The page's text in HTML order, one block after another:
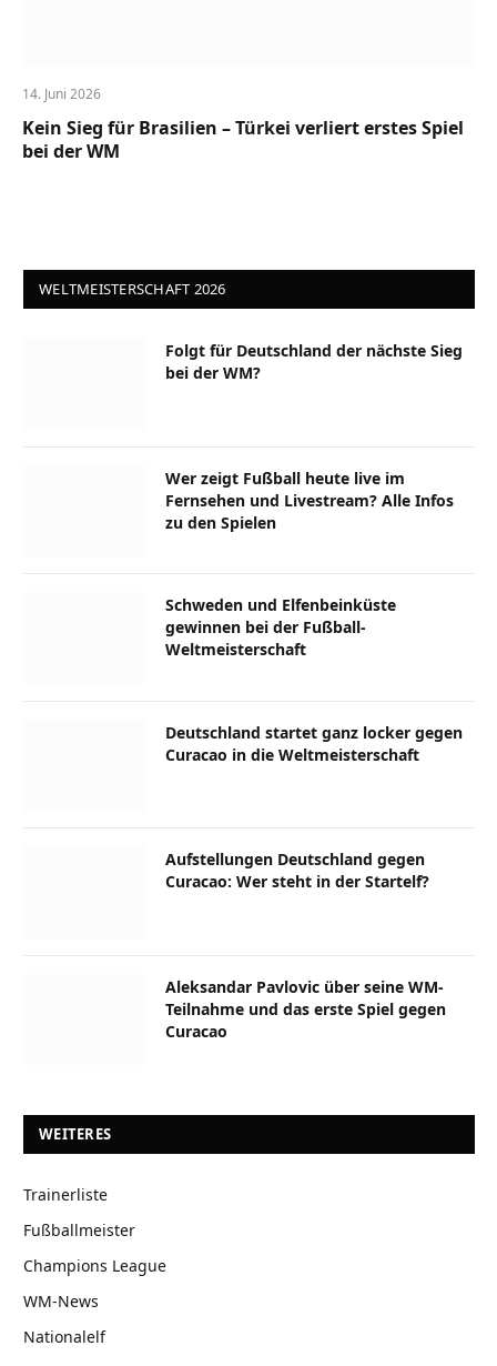
14. Juni 2026
Kein Sieg für Brasilien – Türkei verliert erstes Spiel
bei der WM
WELTMEISTERSCHAFT 2026
Folgt für Deutschland der nächste Sieg
bei der WM?
Wer zeigt Fußball heute live im
Fernsehen und Livestream? Alle Infos
zu den Spielen
Schweden und Elfenbeinküste
gewinnen bei der Fußball-
Weltmeisterschaft
Deutschland startet ganz locker gegen
Curacao in die Weltmeisterschaft
Aufstellungen Deutschland gegen
Curacao: Wer steht in der Startelf?
Aleksandar Pavlovic über seine WM-
Teilnahme und das erste Spiel gegen
Curacao
WEITERES
Trainerliste
Fußballmeister
Champions League
WM-News
Nationalelf